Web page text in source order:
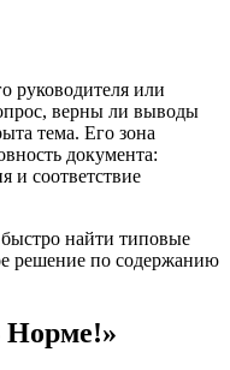
руководителя или
верны ли выводы
тема. Его зона
документа:
и соответствие
найти типовые
решение по содержанию
Норме!»